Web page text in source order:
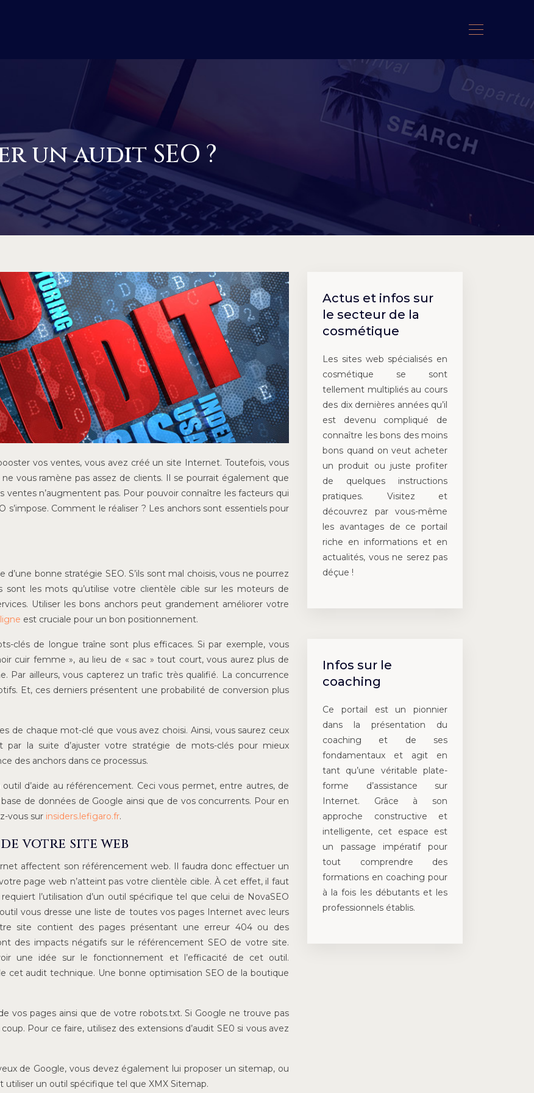
un audit SEO ?
vos ventes, vous avez créé un site Internet. Toutefois, vous
vous ramène pas assez de clients. Il se pourrait également que
n’augmentent pas. Pour pouvoir connaître les facteurs qui
s’impose. Comment le réaliser ? Les anchors sont essentiels pour
bonne stratégie SEO. S’ils sont mal choisis, vous ne pourrez
les mots qu’utilise votre clientèle cible sur les moteurs de
Utiliser les bons anchors peut grandement améliorer votre
est cruciale pour un bon positionnement.
clés de longue traîne sont plus efficaces. Si par exemple, vous
cuir femme », au lieu de « sac » tout court, vous aurez plus de
Par ailleurs, vous capterez un trafic très qualifié. La concurrence
Et, ces derniers présentent une probabilité de conversion plus
de chaque mot-clé que vous avez choisi. Ainsi, vous saurez ceux
la suite d’ajuster votre stratégie de mots-clés pour mieux
des anchors dans ce processus.
d’aide au référencement. Ceci vous permet, entre autres, de
de données de Google ainsi que de vos concurrents. Pour en
vous sur insiders.lefigaro.fr.
votre site web
affectent son référencement web. Il faudra donc effectuer un
page web n’atteint pas votre clientèle cible. À cet effet, il faut
l’utilisation d’un outil spécifique tel que celui de NovaSEO
vous dresse une liste de toutes vos pages Internet avec leurs
site contient des pages présentant une erreur 404 ou des
des impacts négatifs sur le référencement SEO de votre site.
une idée sur le fonctionnement et l’efficacité de cet outil.
cet audit technique. Une bonne optimisation SEO de la boutique
vos pages ainsi que de votre robots.txt. Si Google ne trouve pas
Pour ce faire, utilisez des extensions d’audit SE0 si vous avez
de Google, vous devez également lui proposer un sitemap, ou
utiliser un outil spécifique tel que XMX Sitemap.
Actus et infos sur
le secteur de la
cosmétique
Les sites web spécialisés en
cosmétique se sont
tellement multipliés au cours
des dix dernières années qu’il
est devenu compliqué de
connaître les bons des moins
bons quand on veut acheter
un produit ou juste profiter
de quelques instructions
pratiques. Visitez et
découvrez par vous-même
les avantages de ce portail
riche en informations et en
actualités, vous ne serez pas
déçue !
Infos sur le
coaching
Ce portail est un pionnier
dans la présentation du
coaching et de ses
fondamentaux et agit en
tant qu’une véritable plate-
forme d’assistance sur
Internet. Grâce à son
approche constructive et
intelligente, cet espace est
un passage impératif pour
tout comprendre des
formations en coaching pour
à la fois les débutants et les
professionnels établis.